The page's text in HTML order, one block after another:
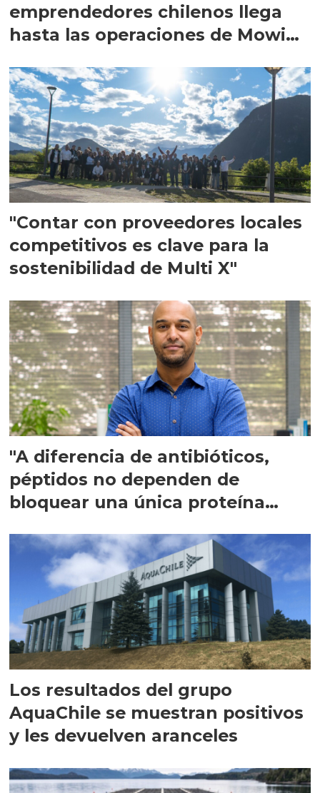
emprendedores chilenos llega
hasta las operaciones de Mowi
"Contar con proveedores locales
competitivos es clave para la
sostenibilidad de Multi X"
"A diferencia de antibióticos,
péptidos no dependen de
bloquear una única proteína
Los resultados del grupo
AquaChile se muestran positivos
y les devuelven aranceles